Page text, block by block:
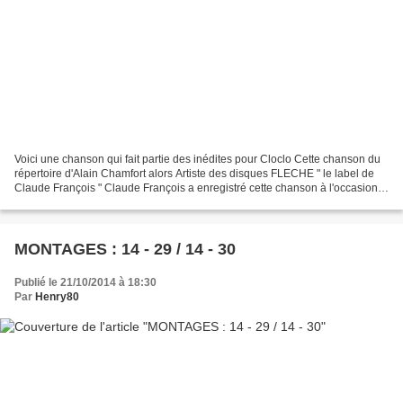
Voici une chanson qui fait partie des inédites pour Cloclo Cette chanson du
répertoire d'Alain Chamfort alors Artiste des disques FLECHE " le label de
Claude François " Claude François a enregistré cette chanson à l'occasion
MONTAGES : 14 - 29 / 14 - 30
Publié le 21/10/2014 à 18:30
Par Henry80